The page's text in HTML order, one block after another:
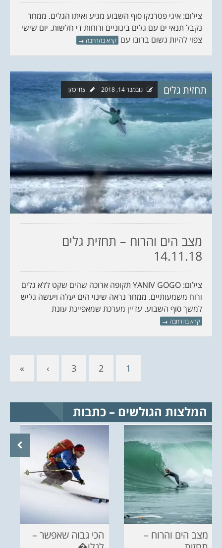
צילום: איגי פטרנקו סוף השבוע מגיע ואיתו הגלים. ממחר
נקבל תנאי ים עם גלים בינוניים ורוחות די חלשות. יום שישי
צפוי להיות גשום ברובו עם קרא בהרחבה →
תחזית גלים נובמבר 14, 2018 צחי כהן
מצב הים והרוח – תחזית גלים
14.11.18
צילום: YANIV GOGO תקופה ארוכה שהים שקט ללא גלים
ורוח משמעותיים. ממחר נראה שינוי הים יעלה ויעשה גליש
למשך סוף השבוע. עדיין מערכת שמאפיינת עונת
קרא בהרחבה →
1
2
3
›
»
המלצות הגולשים – כתבות
מצב הים והרוח –
הכי גבוה שאפשר –